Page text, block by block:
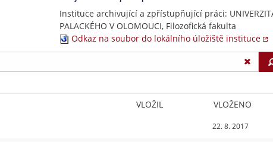
Instituce archivující a zpřístupňující práci:
PALACKÉHO V OLOMOUCI, Filozofická fakulta
Odkaz na soubor do lokálního úložiště instituce
VLOŽIL VLOŽENO
22. 8. 2017